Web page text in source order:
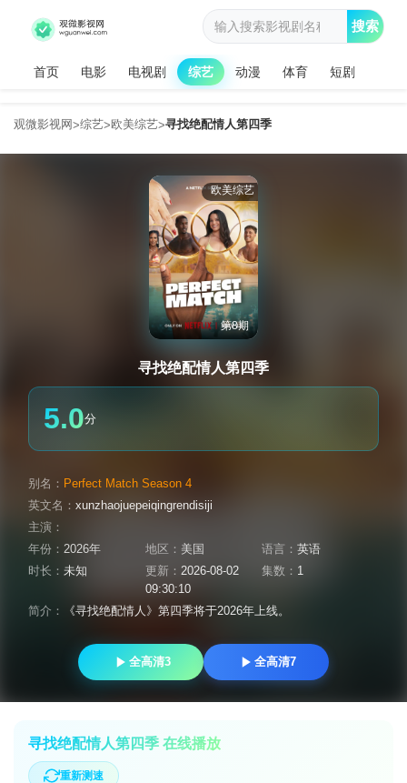
首页 电影 电视剧 综艺 动漫 体育 短剧
搜索
观微影视网>综艺>欧美综艺>寻找绝配情人第四季
欧美综艺
第8期
寻找绝配情人第四季
5.0分
别名： Perfect Match Season 4
英文名： xunzhaojuepeiqingrendisiji
主演：
年份： 2026年 地区： 美国 语言：英语
时长： 未知 更新： 2026-08-02
09:30:10
集数： 1
简介： 《寻找绝配情人》第四季将于2026年上线。
全高清3 全高清7
寻找绝配情人第四季 在线播放
重新测速